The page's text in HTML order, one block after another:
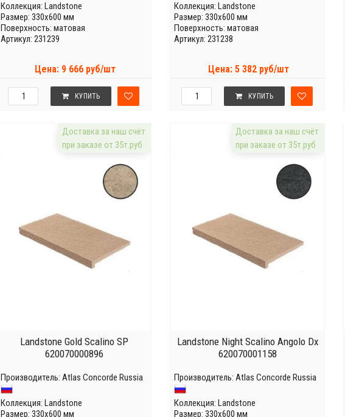
Коллекция: Landstone
Размер: 330x600 мм
Поверхность: матовая
Артикул: 231239
Цена: 9 666 руб/шт
КУПИТЬ
Коллекция: Landstone
Размер: 330x600 мм
Поверхность: матовая
Артикул: 231238
Цена: 5 382 руб/шт
КУПИТЬ
Доставка за наш счёт
при заказе от 35т.руб
Landstone Gold Scalino SP
620070000896
Производитель: Atlas Concorde Russia
Коллекция: Landstone
Размер: 330x600 мм
Доставка за наш счёт
при заказе от 35т.руб
Landstone Night Scalino Angolo Dx
620070001158
Производитель: Atlas Concorde Russia
Коллекция: Landstone
Размер: 330x600 мм